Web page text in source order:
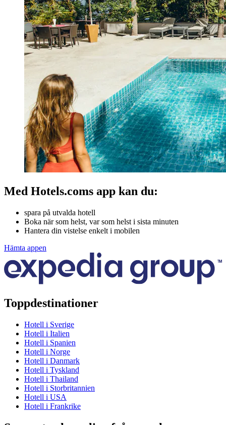
Med Hotels.coms app kan du:
spara på utvalda hotell
Boka när som helst, var som helst i sista minuten
Hantera din vistelse enkelt i mobilen
Hämta appen
Toppdestinationer
Hotell i Sverige
Hotell i Italien
Hotell i Spanien
Hotell i Norge
Hotell i Danmark
Hotell i Tyskland
Hotell i Thailand
Hotell i Storbritannien
Hotell i USA
Hotell i Frankrike